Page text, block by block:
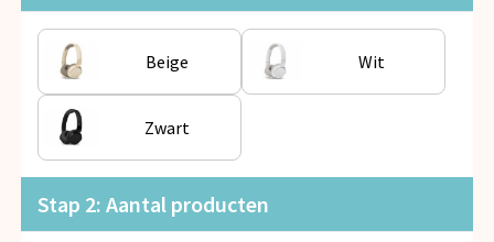
Snoepgoed
Spellen voor binnen en buiten
Veiligheid, Auto en Fiets
Vrije tijd en Strand
Anti-stress
Beige Wit
Zwart
Stap 2: Aantal producten